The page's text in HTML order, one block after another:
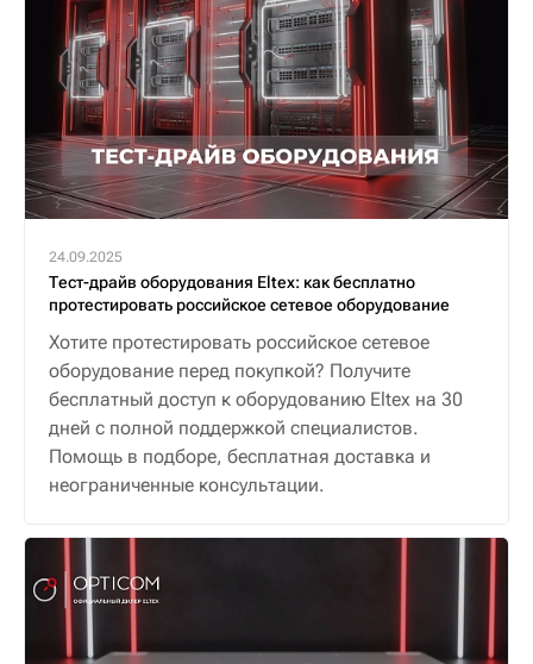
24.09.2025
Тест-драйв оборудования Eltex: как бесплатно
протестировать российское сетевое оборудование
Хотите протестировать российское сетевое
оборудование перед покупкой? Получите
бесплатный доступ к оборудованию Eltex на 30
дней с полной поддержкой специалистов.
Помощь в подборе, бесплатная доставка и
неограниченные консультации.